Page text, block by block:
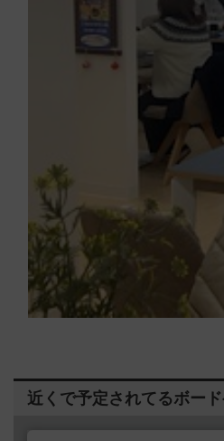
近くで予定されてるボー